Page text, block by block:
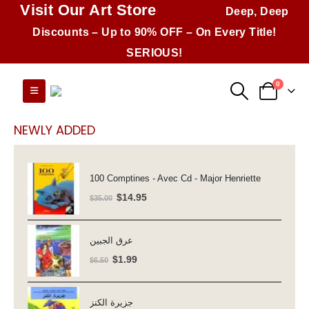
Visit Our Art Store
Deep, Deep
Discounts – Up to 90% OFF – On Every Title!
SERIOUS!
0
NEWLY ADDED
100 Comptines - Avec Cd - Major Henriette
$35.00 Original
$35.00.
$14.95Current
عرق الجبين
$6.50 Original
$6.50.
$1.99Current
جزيرة الكنز